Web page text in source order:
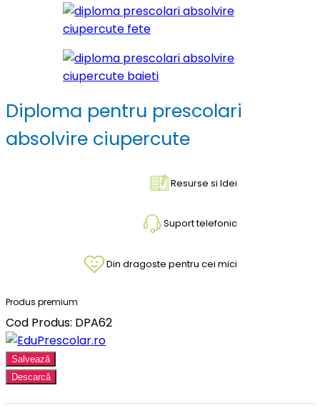
Diploma pentru prescolari
absolvire ciupercute
Resurse si Idei
Suport telefonic
Din dragoste pentru cei mici
Produs premium
Cod Produs: DPA62
Salvează
Descarcă